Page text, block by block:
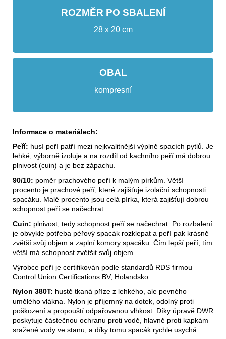
ROZMĚR PO SBALENÍ
28 x 20 cm
OBAL
kompresní
Informace o materiálech:
Peří: husí peří patří mezi nejkvalitnější výplně spacích pytlů. Je
lehké, výborně izoluje a na rozdíl od kachního peří má dobrou
plnivost (cuin) a je bez zápachu.
90/10: poměr prachového peří k malým pírkům. Větší
procento je prachové peří, které zajišťuje izolační schopnosti
spacáku. Malé procento jsou celá pírka, která zajišťují dobrou
schopnost peří se načechrat.
Cuin: plnivost, tedy schopnost peří se načechrat. Po rozbalení
je obvykle potřeba péřový spacák rozklepat a peří pak krásně
zvětší svůj objem a zaplní komory spacáku. Čím lepší peří, tím
větší má schopnost zvětšit svůj objem.
Výrobce peří je certifikován podle standardů RDS firmou
Control Union Certifications BV, Holandsko.
Nylon 380T: hustě tkaná příze z lehkého, ale pevného
umělého vlákna. Nylon je příjemný na dotek, odolný proti
poškození a propouští odpařovanou vlhkost. Díky úpravě DWR
poskytuje částečnou ochranu proti vodě, hlavně proti kapkám
sražené vody ve stanu, a díky tomu spacák rychle usychá.